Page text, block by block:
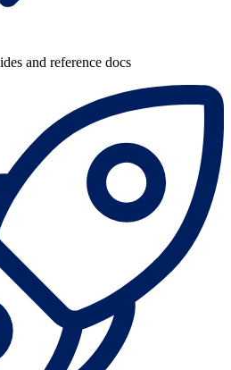
and reference docs